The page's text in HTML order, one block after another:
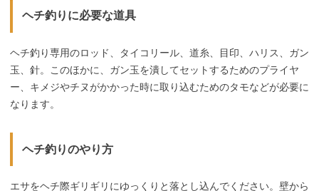
ヘチ釣りに必要な道具
ヘチ釣り専用のロッド、タイコリール、道糸、目印、ハリス、ガン
玉、針。このほかに、ガン玉を潰してセットするためのプライヤ
ー、キメジやチヌがかかった時に取り込むためのタモなどが必要に
なります。
ヘチ釣りのやり方
エサをヘチ際ギリギリにゆっくりと落とし込んでください。壁から